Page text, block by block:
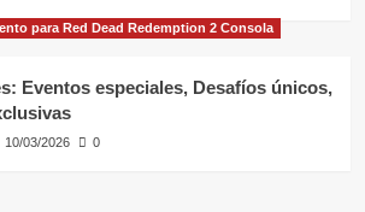
para Red Dead Redemption 2 Consola
Eventos especiales, Desafíos únicos,
10/03/2026 0